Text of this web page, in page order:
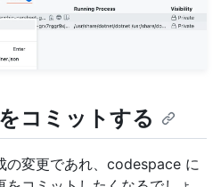
コミットする
の変更であれ、codespace に